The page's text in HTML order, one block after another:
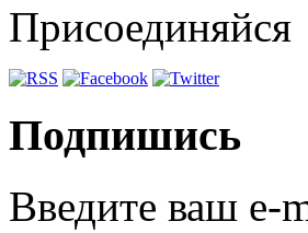
Присоединяйся
Подпишись
Введите ваш e-